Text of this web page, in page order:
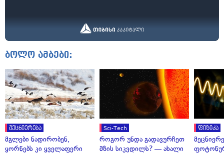
ბოლო ამბები:
მეცნიერება
მგლები ნადირობენ,
ყორნებს კი ყველაფერი
Sci-Tech
როგორ უნდა გადავურჩეთ
მზის სიკვდილს? — ახალი
ფიზიკა